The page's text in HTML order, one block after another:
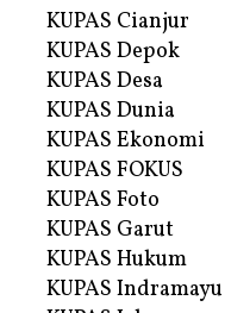
KUPAS Cianjur
KUPAS Depok
KUPAS Desa
KUPAS Dunia
KUPAS Ekonomi
KUPAS FOKUS
KUPAS Foto
KUPAS Garut
KUPAS Hukum
KUPAS Indramayu